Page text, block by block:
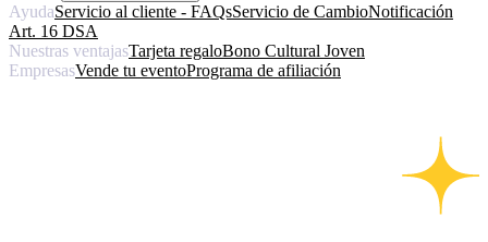
AyudaServicio al cliente - FAQsServicio de CambioNotificación
Art. 16 DSA
Nuestras ventajasTarjeta regaloBono Cultural Joven
EmpresasVende tu eventoPrograma de afiliación